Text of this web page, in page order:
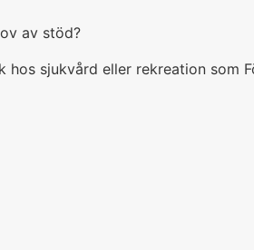
av stöd?
sjukvård eller rekreation